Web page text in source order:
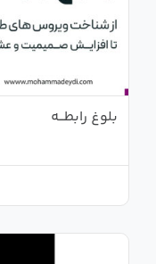
بلوغ رابطـــه